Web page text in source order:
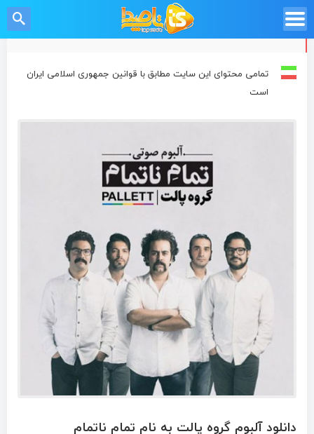
تمامی محتوای این سایت مطابق با قوانین جمهوری اسلامی ایران
است
دانلود آلبوم گروه پالت به نام تمام ناتمام